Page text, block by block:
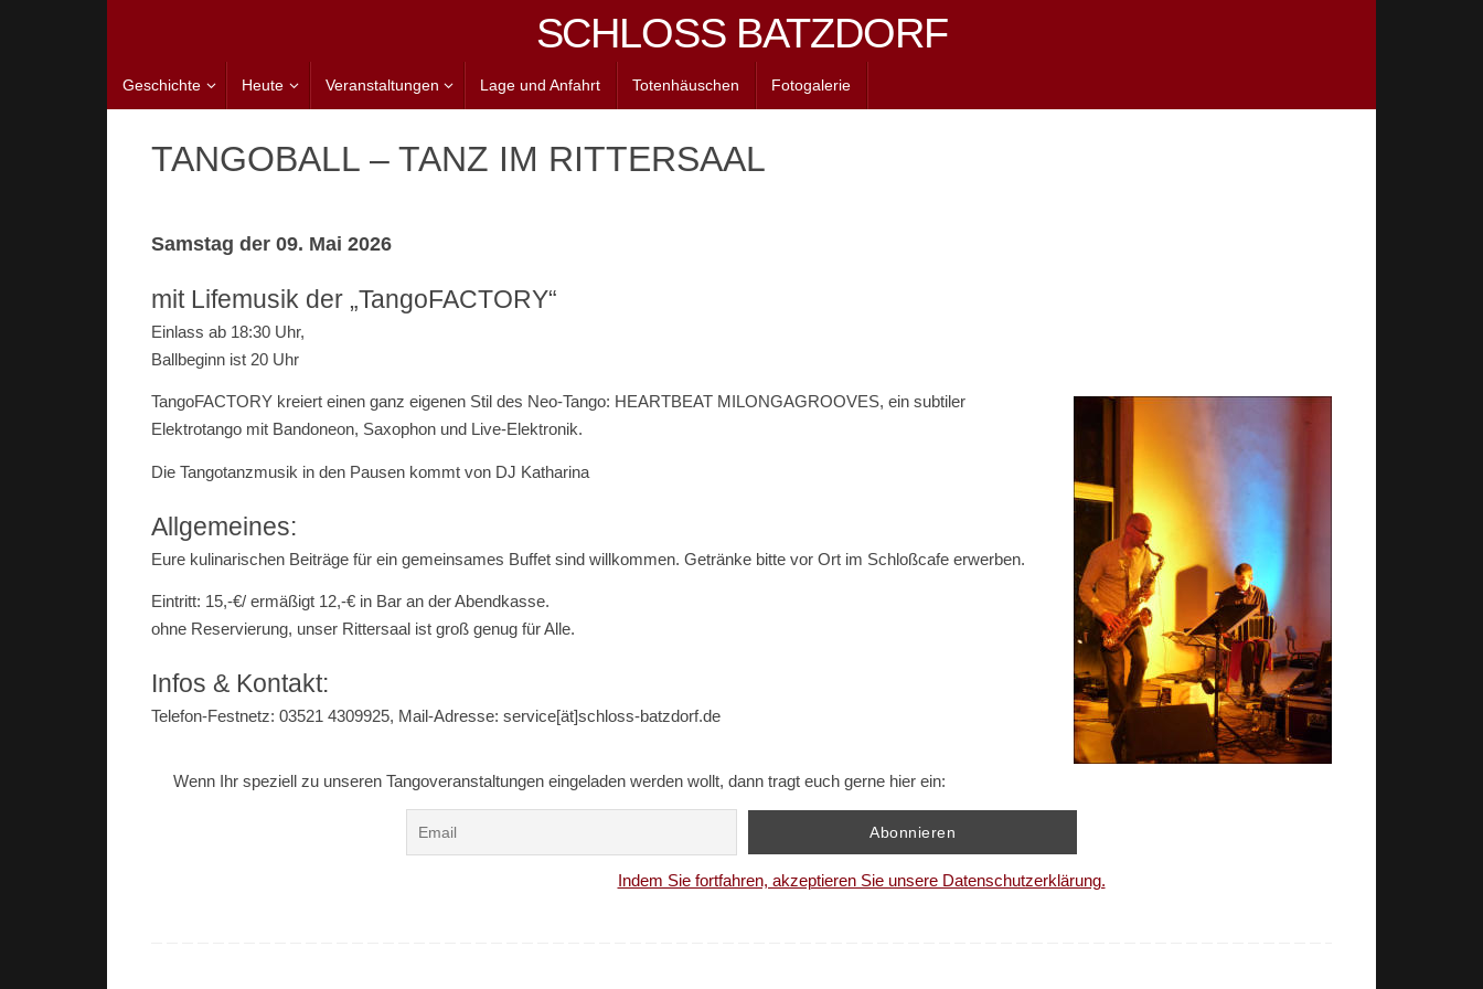
SCHLOSS BATZDORF
Inhalt
Geschichte Heute Veranstaltungen Lage und Anfahrt Totenhäuschen Fotogalerie
TANGOBALL – TANZ IM RITTERSAAL
Samstag der 09. Mai 2026
mit Lifemusik der „TangoFACTORY“
Einlass ab 18:30 Uhr,
Ballbeginn ist 20 Uhr
TangoFACTORY kreiert einen ganz eigenen Stil des Neo-Tango: HEARTBEAT MILONGAGROOVES, ein subtiler
Elektrotango mit Bandoneon, Saxophon und Live-Elektronik.
Die Tangotanzmusik in den Pausen kommt von DJ Katharina
Allgemeines:
Eure kulinarischen Beiträge für ein gemeinsames Buffet sind willkommen. Getränke bitte vor Ort im Schloßcafe erwerben.
Eintritt: 15,-€/ ermäßigt 12,-€ in Bar an der Abendkasse.
ohne Reservierung, unser Rittersaal ist groß genug für Alle.
Infos & Kontakt:
Telefon-Festnetz: 03521 4309925, Mail-Adresse: service[ät]schloss-batzdorf.de
Wenn Ihr speziell zu unseren Tangoveranstaltungen eingeladen werden wollt, dann tragt euch gerne hier ein:
Indem Sie fortfahren, akzeptieren Sie unsere Datenschutzerklärung.